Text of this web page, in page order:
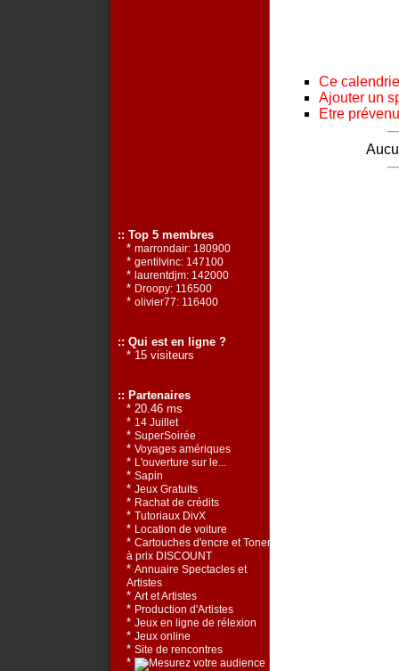
Ce
Ajouter un
Etre
:: Top 5 membres
* marrondair: 180900
* gentilvinc: 147100
* laurentdjm: 142000
* Droopy: 116500
* olivier77: 116400
:: Qui est en ligne ?
* 15 visiteurs
:: Partenaires
* 20.46 ms
* 14 Juillet
* SuperSoirée
* Voyages amériques
* L'ouverture sur le...
* Sapin
* Jeux Gratuits
* Rachat de crédits
* Tutoriaux DivX
* Location de voiture
* Cartouches d'encre et Toners
à prix DISCOUNT
* Annuaire Spectacles et
Artistes
* Art et Artistes
* Production d'Artistes
* Jeux en ligne de rélexion
* Jeux online
* Site de rencontres
*